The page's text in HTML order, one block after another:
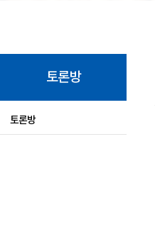
토론방
토론방